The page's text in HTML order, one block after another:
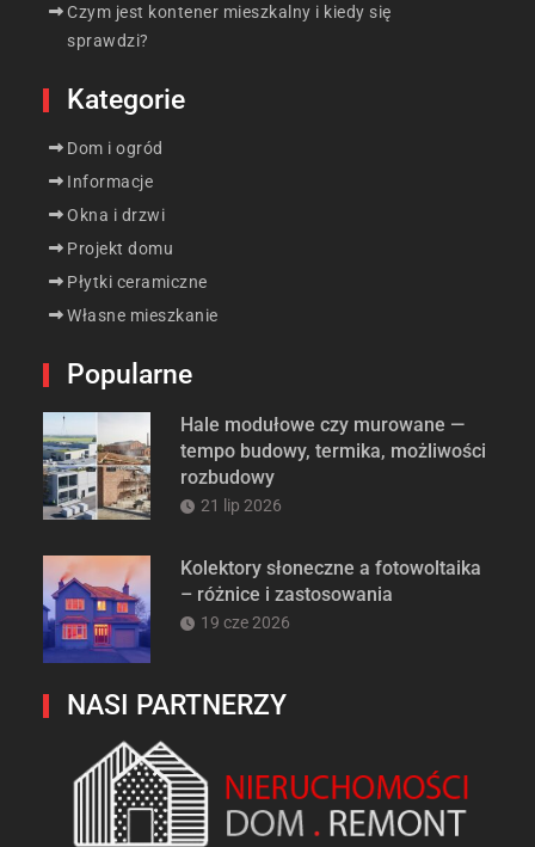
Czym jest kontener mieszkalny i kiedy się
sprawdzi?
Kategorie
Dom i ogród
Informacje
Okna i drzwi
Projekt domu
Płytki ceramiczne
Własne mieszkanie
Popularne
Hale modułowe czy murowane —
tempo budowy, termika, możliwości
rozbudowy
21 lip 2026
Kolektory słoneczne a fotowoltaika
– różnice i zastosowania
19 cze 2026
NASI PARTNERZY